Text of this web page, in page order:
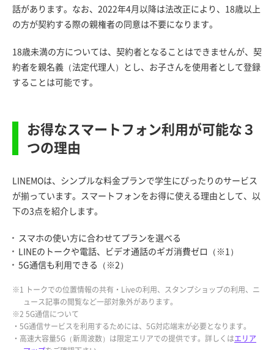
話があります。なお、2022年4月以降は法改正により、18歳以上
の方が契約する際の親権者の同意は不要になります。
18歳未満の方については、契約者となることはできませんが、契
約者を親名義（法定代理人）とし、お子さんを使用者として登録
することは可能です。
お得なスマートフォン利用が可能な３
つの理由
LINEMOは、シンプルな料金プランで学生にぴったりのサービス
が揃っています。スマートフォンをお得に使える理由として、以
下の3点を紹介します。
スマホの使い方に合わせてプランを選べる
LINEのトークや電話、ビデオ通話のギガ消費ゼロ（※1）
5G通信も利用できる（※2）
※1 トークでの位置情報の共有・Liveの利用、スタンプショップの利用、ニ
ュース記事の閲覧など一部対象外があります。
※2 5G通信について
・5G通信サービスを利用するためには、5G対応端末が必要となります。
・高速大容量5G（新周波数）は限定エリアでの提供です。詳しくはエリア